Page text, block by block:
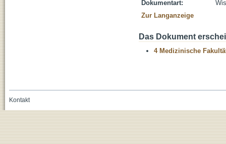
Dokumentart:
Zur Langanzeige
Das Dokument
4 Medizinische
Kontakt